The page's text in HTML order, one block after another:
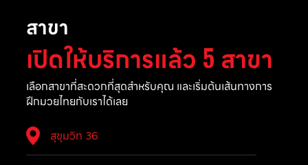
สาขา
เปิดให้บริการแล้ว 5 สาขา
เลือกสาขาที่สะดวกที่สุดสำหรับคุณ และเริ่มต้นเส้นทางการ
ฝึกมวยไทยกับเราได้เลย
สุขุมวิท 36